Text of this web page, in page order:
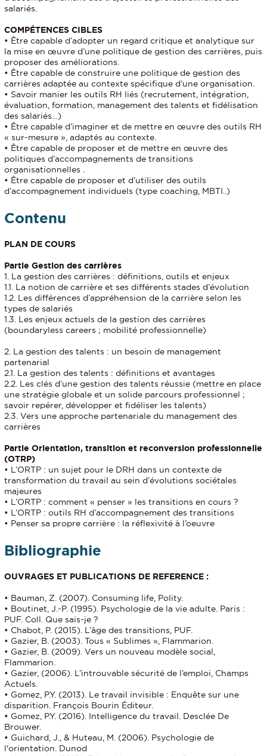
salariés.
COMPÉTENCES CIBLES
• Être capable d’adopter un regard critique et analytique sur
la mise en œuvre d’une politique de gestion des carrières, puis
proposer des améliorations.
• Être capable de construire une politique de gestion des
carrières adaptée au contexte spécifique d’une organisation.
• Savoir manier les outils RH liés (recrutement, intégration,
évaluation, formation, management des talents et fidélisation
des salariés…)
• Être capable d’imaginer et de mettre en œuvre des outils RH
« sur-mesure », adaptés au contexte.
• Être capable de proposer et de mettre en œuvre des
politiques d’accompagnements de transitions
organisationnelles .
• Être capable de proposer et d’utiliser des outils
d’accompagnement individuels (type coaching, MBTI..)
Contenu
PLAN DE COURS
Partie Gestion des carrières
1. La gestion des carrières : définitions, outils et enjeux
1.1. La notion de carrière et ses différents stades d’évolution
1.2. Les différences d’appréhension de la carrière selon les
types de salariés
1.3. Les enjeux actuels de la gestion des carrières
(boundaryless careers ; mobilité professionnelle)
2. La gestion des talents : un besoin de management
partenarial
2.1. La gestion des talents : définitions et avantages
2.2. Les clés d’une gestion des talents réussie (mettre en place
une stratégie globale et un solide parcours professionnel ;
savoir repérer, développer et fidéliser les talents)
2.3. Vers une approche partenariale du management des
carrières
Partie Orientation, transition et reconversion professionnelle
(OTRP)
• L’ORTP : un sujet pour le DRH dans un contexte de
transformation du travail au sein d’évolutions sociétales
majeures
• L’ORTP : comment « penser » les transitions en cours ?
• L’ORTP : outils RH d’accompagnement des transitions
• Penser sa propre carrière : la réflexivité à l’oeuvre
Bibliographie
OUVRAGES ET PUBLICATIONS DE REFERENCE :
• Bauman, Z. (2007). Consuming life, Polity.
• Boutinet, J.-P. (1995). Psychologie de la vie adulte. Paris :
PUF. Coll. Que sais-je ?
• Chabot, P. (2015). L’âge des transitions, PUF.
• Gazier, B. (2003). Tous « Sublimes », Flammarion.
• Gazier, B. (2009). Vers un nouveau modèle social,
Flammarion.
• Gazier, (2006). L’introuvable sécurité de l’emploi, Champs
Actuels.
• Gomez, P.Y. (2013). Le travail invisible : Enquête sur une
disparition. François Bourin Éditeur.
• Gomez, P.Y. (2016). Intelligence du travail. Desclée De
Brouwer.
• Guichard, J., & Huteau, M. (2006). Psychologie de
l'orientation. Dunod